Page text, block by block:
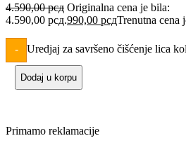
4.590,00рсд Originalna cena je bila:
4.590,00 рсд.990,00 рсдTrenutna cena
- Uredjaj za savršeno čišćenje lica
Dodaj u korpu
Primamo reklamacije